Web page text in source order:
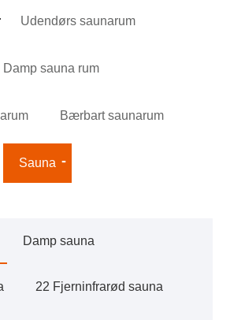
Udendørs saunarum
Damp sauna rum
Bærbart saunarum
Sauna
Damp sauna
22 Fjerninfrarød sauna